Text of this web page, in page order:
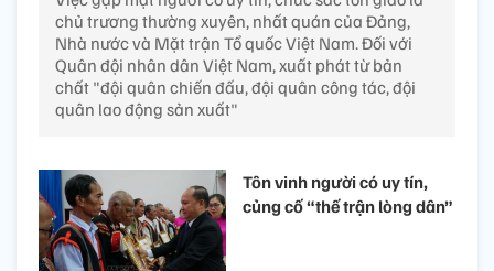
chủ trương thường xuyên, nhất quán của Đảng,
Nhà nước và Mặt trận Tổ quốc Việt Nam. Đối với
Quân đội nhân dân Việt Nam, xuất phát từ bản
chất "đội quân chiến đấu, đội quân công tác, đội
quân lao động sản xuất"
Tôn vinh người có uy tín,
củng cố “thế trận lòng dân”